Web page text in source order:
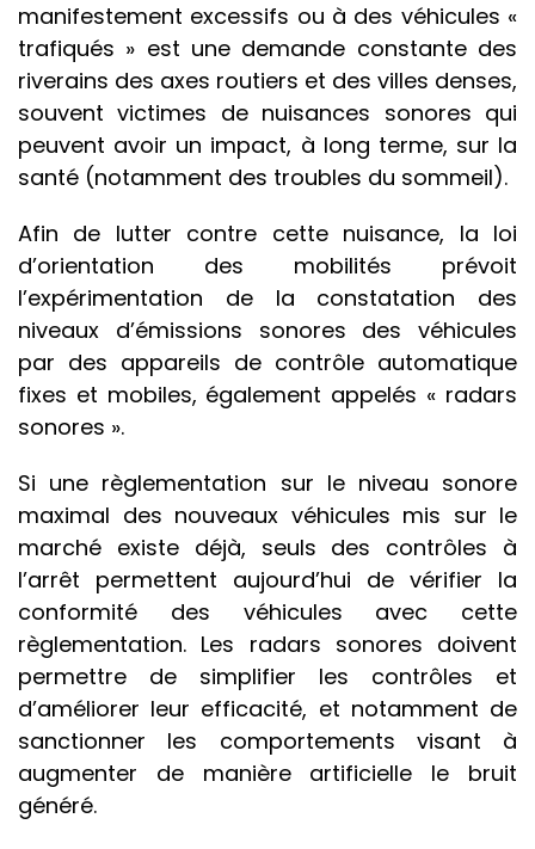
manifestement excessifs ou à des véhicules «
trafiqués » est une demande constante des
riverains des axes routiers et des villes denses,
souvent victimes de nuisances sonores qui
peuvent avoir un impact, à long terme, sur la
santé (notamment des troubles du sommeil).
Afin de lutter contre cette nuisance, la loi
d’orientation des mobilités prévoit
l’expérimentation de la constatation des
niveaux d’émissions sonores des véhicules
par des appareils de contrôle automatique
fixes et mobiles, également appelés « radars
sonores ».
Si une règlementation sur le niveau sonore
maximal des nouveaux véhicules mis sur le
marché existe déjà, seuls des contrôles à
l’arrêt permettent aujourd’hui de vérifier la
conformité des véhicules avec cette
règlementation. Les radars sonores doivent
permettre de simplifier les contrôles et
d’améliorer leur efficacité, et notamment de
sanctionner les comportements visant à
augmenter de manière artificielle le bruit
généré.